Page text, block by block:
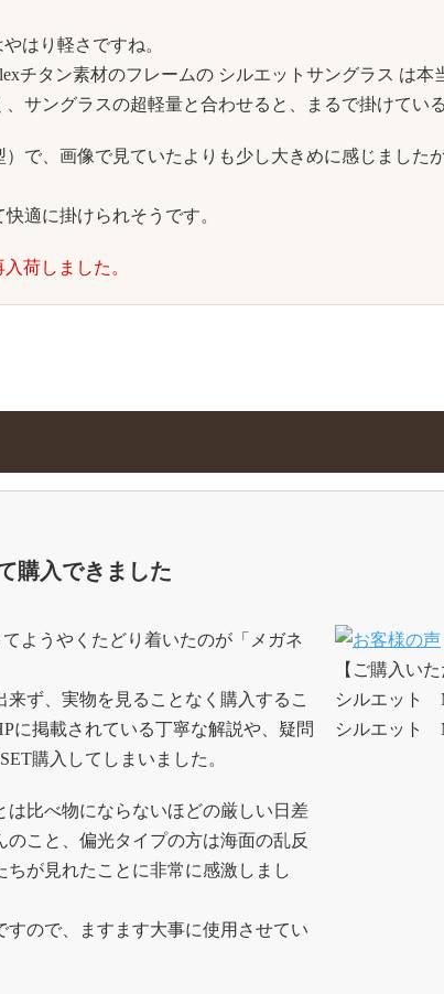
やはり軽さですね。
チタン素材のフレームの シルエットサングラス は本
サングラスの超軽量と合わせると、まるで掛けてい
で、画像で見ていたよりも少し大きめに感じました
適に掛けられそうです。
荷しました。
購入できました
ようやくたどり着いたのが「メガネ
ず、実物を見ることなく購入するこ
に掲載されている丁寧な解説や、疑問
購入してしまいました。
比べ物にならないほどの厳しい日差
こと、偏光タイプの方は海面の乱反
が見れたことに非常に感激しまし
ので、ますます大事に使用させてい
【ご購入い
シルエット
シルエット